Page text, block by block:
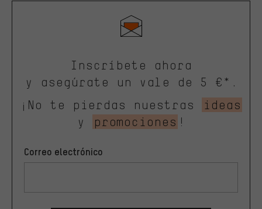
Inscríbete ahora
y asegúrate un vale de 5 €*.
¡No te pierdas nuestras
ideas
y
promociones !
Correo electrónico